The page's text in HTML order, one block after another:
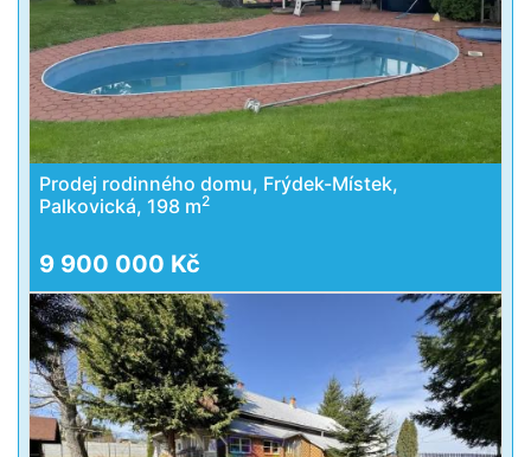
Prodej rodinného domu, Frýdek-Místek,
Palkovická, 198 m2
9 900 000 Kč